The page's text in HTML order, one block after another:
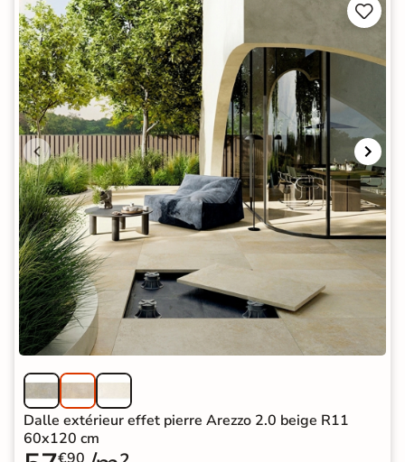


Dalle extérieur effet pierre Arezzo 2.0 beige R11
60x120 cm